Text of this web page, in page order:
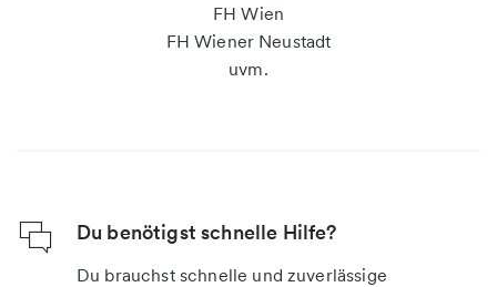
FH Wien
FH Wiener Neustadt
uvm.
Du benötigst schnelle Hilfe?
Du brauchst schnelle und zuverlässige